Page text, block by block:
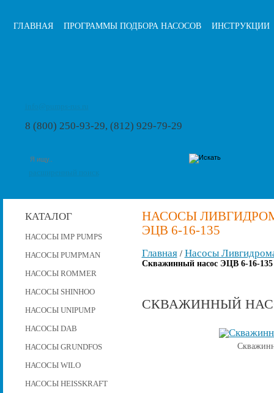
ГЛАВНАЯ ПРОГРАММЫ ПОДБОРА НАСОСОВ ИНСТРУКЦИИ
8 (800) 250-93-29, (812) 929-79-29
КАТАЛОГ
НАСОСЫ IMP PUMPS
НАСОСЫ PUMPMAN
НАСОСЫ ROMMER
НАСОСЫ SHINHOO
НАСОСЫ UNIPUMP
НАСОСЫ DAB
НАСОСЫ GRUNDFOS
НАСОСЫ WILO
НАСОСЫ HEISSKRAFT
НАСОСЫ
ЭЦВ 6-16-135
Главная/ Насосы
Скважинный насос ЭЦВ 6-16-135
СКВАЖИННЫЙ